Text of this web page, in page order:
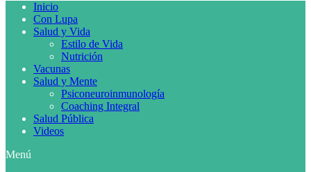
Inicio
Con Lupa
Salud y Vida
Estilo de Vida
Nutrición
Vacunas
Salud y Mente
Psiconeuroinmunología
Coaching Integral
Salud Pública
Videos
Menú